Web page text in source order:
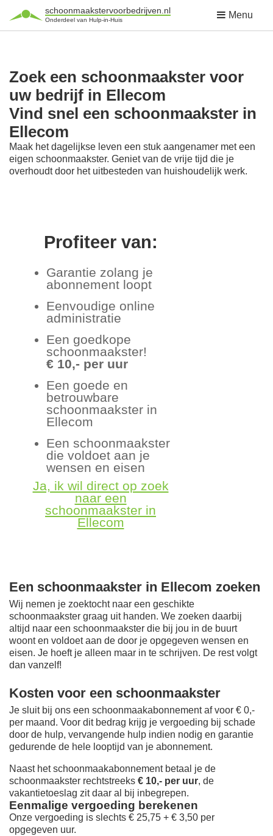
schoonmaakstervoorbedrijven.nl
Onderdeel van Hulp-in-Huis Menu
Zoek een schoonmaakster voor
uw bedrijf in Ellecom
Vind snel een schoonmaakster in
Ellecom
Maak het dagelijkse leven een stuk aangenamer met een
eigen schoonmaakster. Geniet van de vrije tijd die je
overhoudt door het uitbesteden van huishoudelijk werk.
Profiteer van:
Garantie zolang je
abonnement loopt
Eenvoudige online
administratie
Een goedkope
schoonmaakster!
€ 10,- per uur
Een goede en
betrouwbare
schoonmaakster in
Ellecom
Een schoonmaakster
die voldoet aan je
wensen en eisen
Ja, ik wil direct op zoek
naar een
schoonmaakster in
Ellecom
Een schoonmaakster in Ellecom zoeken
Wij nemen je zoektocht naar een geschikte
schoonmaakster graag uit handen. We zoeken daarbij
altijd naar een schoonmaakster die bij jou in de buurt
woont en voldoet aan de door je opgegeven wensen en
eisen. Je hoeft je alleen maar in te schrijven. De rest volgt
dan vanzelf!
Kosten voor een schoonmaakster
Je sluit bij ons een schoonmaakabonnement af voor € 0,-
per maand. Voor dit bedrag krijg je vergoeding bij schade
door de hulp, vervangende hulp indien nodig en garantie
gedurende de hele looptijd van je abonnement.
Naast het schoonmaakabonnement betaal je de
schoonmaakster rechtstreeks € 10,- per uur, de
vakantietoeslag zit daar al bij inbegrepen.
Eenmalige vergoeding berekenen
Onze vergoeding is slechts € 25,75 + € 3,50 per
opgegeven uur.